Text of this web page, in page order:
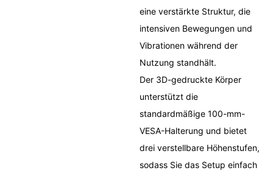
eine verstärkte Struktur, die
intensiven Bewegungen und
Vibrationen während der
Nutzung standhält.
Der 3D-gedruckte Körper
unterstützt die
standardmäßige 100-mm-
VESA-Halterung und bietet
drei verstellbare Höhenstufen,
sodass Sie das Setup einfach